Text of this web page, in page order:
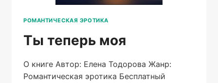
РОМАНТИЧЕСКАЯ ЭРОТИКА
Ты теперь моя
О книге Автор: Елена Тодорова Жанр:
Романтическая эротика Бесплатный